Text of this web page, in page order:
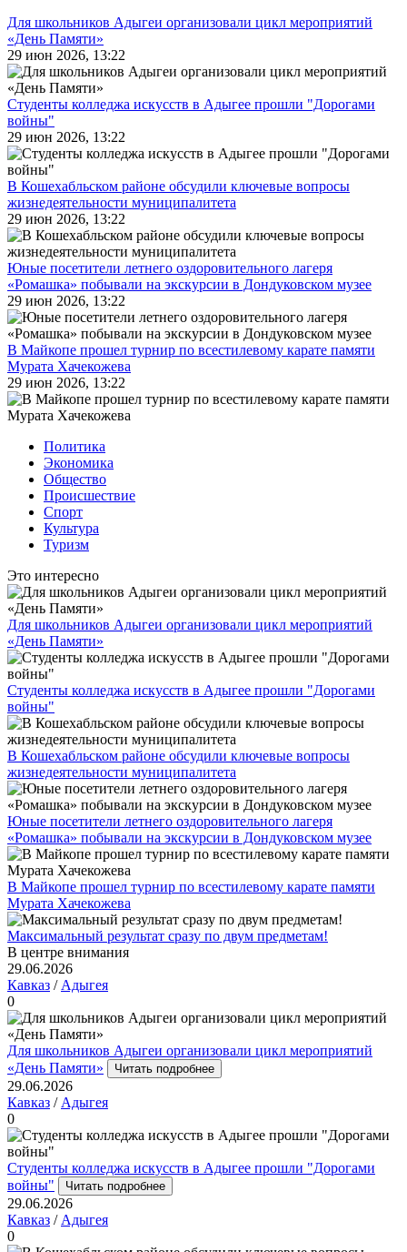
Для школьников Адыгеи организовали цикл мероприятий
«День Памяти»
29 июн 2026, 13:22
Студенты колледжа искусств в Адыгее прошли "Дорогами
войны"
29 июн 2026, 13:22
В Кошехабльском районе обсудили ключевые вопросы
жизнедеятельности муниципалитета
29 июн 2026, 13:22
Юные посетители летнего оздоровительного лагеря
«Ромашка» побывали на экскурсии в Дондуковском музее
29 июн 2026, 13:22
В Майкопе прошел турнир по всестилевому карате памяти
Мурата Хачекожева
29 июн 2026, 13:22
Политика
Экономика
Общество
Происшествие
Спорт
Культура
Туризм
Это интересно
Для школьников Адыгеи организовали цикл мероприятий
«День Памяти»
Студенты колледжа искусств в Адыгее прошли "Дорогами
войны"
В Кошехабльском районе обсудили ключевые вопросы
жизнедеятельности муниципалитета
Юные посетители летнего оздоровительного лагеря
«Ромашка» побывали на экскурсии в Дондуковском музее
В Майкопе прошел турнир по всестилевому карате памяти
Мурата Хачекожева
Максимальный результат сразу по двум предметам!
В центре внимания
29.06.2026
Кавказ / Адыгея
0
Для школьников Адыгеи организовали цикл мероприятий
«День Памяти»
Читать подробнее
29.06.2026
Кавказ / Адыгея
0
Студенты колледжа искусств в Адыгее прошли "Дорогами
войны"
Читать подробнее
29.06.2026
Кавказ / Адыгея
0